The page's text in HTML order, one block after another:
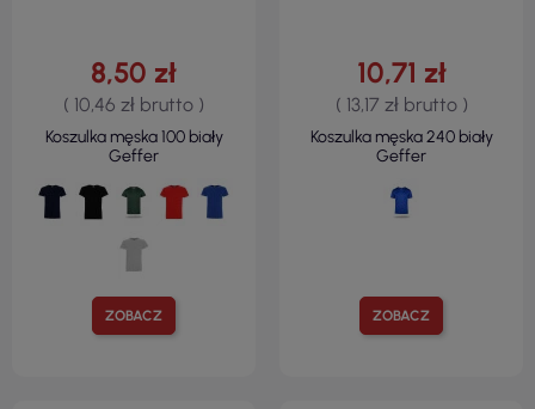
ZOBACZ
8,50 zł
( 10,46 zł brutto )
Koszulka męska 100 biały
Geffer
ZOBACZ
10,71 zł
( 13,17 zł brutto )
Koszulka męska 240 biały
Geffer